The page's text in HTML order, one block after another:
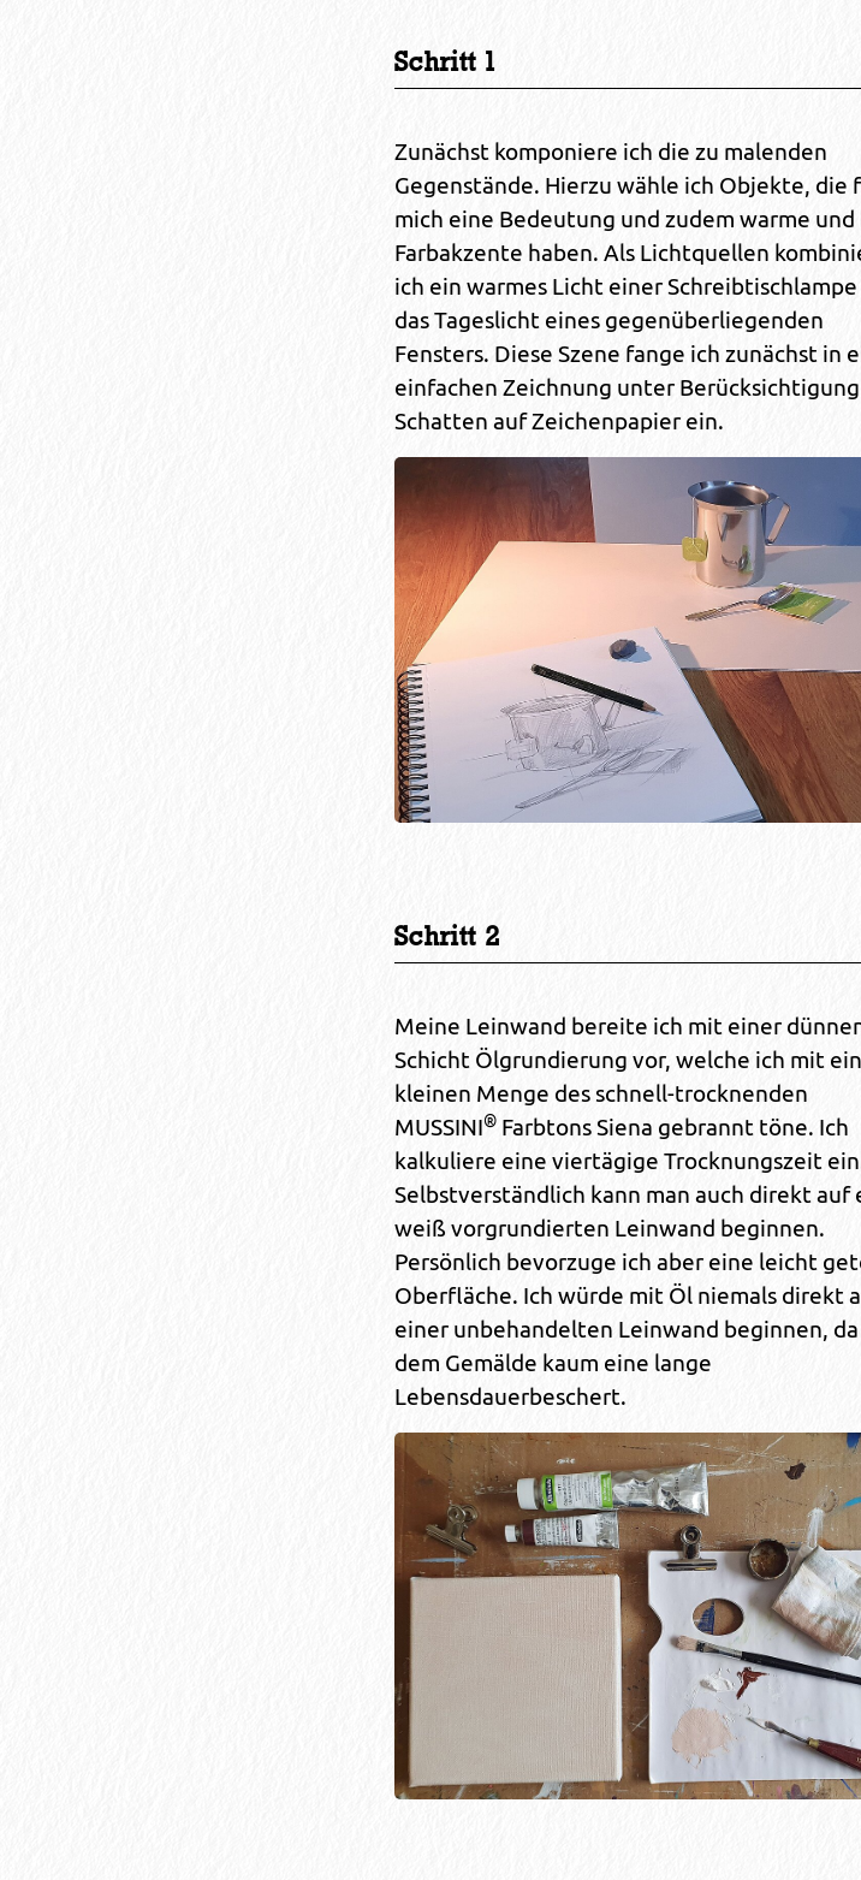
Schritt 1
Zunächst komponiere ich die zu malenden
Gegenstände. Hierzu wähle ich Objekte, die
mich eine Bedeutung und zudem warme
Farbakzente haben. Als Lichtquellen
ich ein warmes Licht einer
das Tageslicht eines gegenüberliegenden
Fensters. Diese Szene fange ich zunächst in
einfachen Zeichnung unter
Schatten auf Zeichenpapier ein.
Schritt 2
Meine Leinwand bereite ich mit einer
Schicht Ölgrundierung vor, welche ich mit
kleinen Menge des schnell-trocknenden
MUSSINI®Farbtons Siena gebrannt töne. Ich
kalkuliere eine viertägige Trocknungszeit
Selbstverständlich kann man auch direkt auf
weiß vorgrundierten Leinwand beginnen.
Persönlich bevorzuge ich aber eine leicht
Oberfläche. Ich würde mit Öl niemals direkt
einer unbehandelten Leinwand beginnen,
dem Gemälde kaum eine lange
Lebensdauerbeschert.